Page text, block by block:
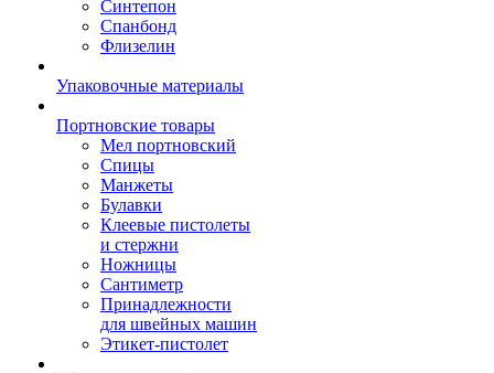
Синтепон
Спанбонд
Флизелин
Упаковочные материалы
Портновские товары
Мел портновский
Спицы
Манжеты
Булавки
Клеевые пистолеты
и стержни
Ножницы
Сантиметр
Принадлежности
для швейных машин
Этикет-пистолет